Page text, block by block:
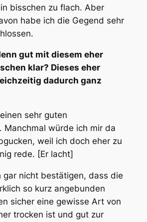
bisschen zu flach. Aber
habe ich die Gegend sehr
gut mit diesem eher
klar? Dieses eher
dadurch ganz
sehr guten
Manchmal würde ich mir da
weil ich doch eher zu
rede. [Er lacht]
gar nicht bestätigen, dass die
so kurz angebunden
sicher eine gewisse Art von
trocken ist und gut zur